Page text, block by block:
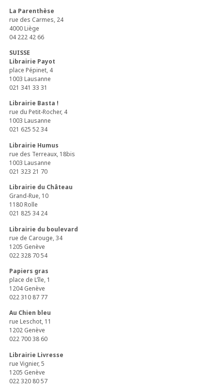
La Parenthèse
rue des Carmes, 24
4000 Liège
04 222 42 66
SUISSE
Librairie Payot
place Pépinet, 4
1003 Lausanne
021 341 33 31
Librairie Basta !
rue du Petit-Rocher, 4
1003 Lausanne
021 625 52 34
Librairie Humus
rue des Terreaux, 18bis
1003 Lausanne
021 323 21 70
Librairie du Château
Grand-Rue, 10
1180 Rolle
021 825 34 24
Librairie du boulevard
rue de Carouge, 34
1205 Genève
022 328 70 54
Papiers gras
place de L’île, 1
1204 Genève
022 310 87 77
Au Chien bleu
rue Leschot, 11
1202 Genève
022 700 38 60
Librairie Livresse
rue Vignier, 5
1205 Genève
022 320 80 57